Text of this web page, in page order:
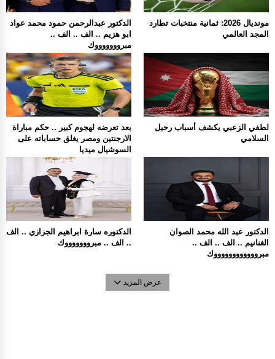
الدكتور عبدالرحمن حمود محمد عواد
ابو هزيم .. الف .. الف ..
مبروووووووك
مونديال 2026: ثمانية منتخبات تطارد
المجد العالمي
بعد تعرضه لهجوم كبير .. حكم مباراة
الارجنتين ومصر يغلق حساباته على
السوشيال ميديا
لطفي الزعبي يكشف أسباب رحيل
السلامي
الدكتوره سارة ابراهيم الجزازي .. الف
.. الف .. مبروووووووك
الدكتور عبد الله محمد الصوان
الغنانيم .. الف .. الف ..
مبرووووووووووووك
عرض المزيد